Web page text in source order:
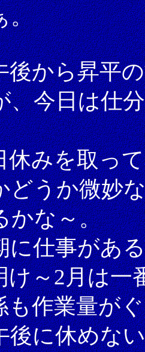
。
後から昇平
、今日は仕
休みを取っ
どうか微妙
かな～。
に仕事があ
け～2月は一
も作業量が
後に休めな